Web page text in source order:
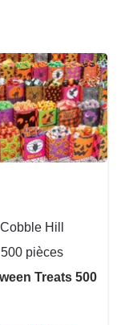
Cobble Hill
500 pièces
Treats 500